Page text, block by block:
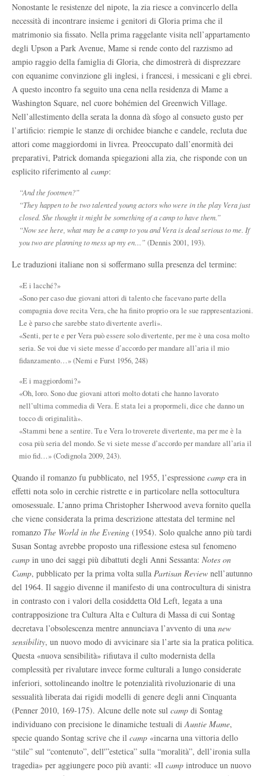
Nonostante le resistenze del nipote, la zia riesce a convincerlo della
necessità di incontrare insieme i genitori di Gloria prima che il
matrimonio sia fissato. Nella prima raggelante visita nell’appartamento
degli Upson a Park Avenue, Mame si rende conto del razzismo ad
ampio raggio della famiglia di Gloria, che dimostrerà di disprezzare
con equanime convinzione gli inglesi, i francesi, i messicani e gli ebrei.
A questo incontro fa seguito una cena nella residenza di Mame a
Washington Square, nel cuore bohémien del Greenwich Village.
Nell’allestimento della serata la donna dà sfogo al consueto gusto per
l’artificio: riempie le stanze di orchidee bianche e candele, recluta due
attori come maggiordomi in livrea. Preoccupato dall’enormità dei
preparativi, Patrick domanda spiegazioni alla zia, che risponde con un
esplicito riferimento al camp:
“And the footmen?”
“They happen to be two talented young actors who were in the play Vera just
closed. She thought it might be something of a camp to have them.”
“Now see here, what may be a camp to you and Vera is dead serious to me. If
you two are planning to mess up my en…” (Dennis 2001, 193).
Le traduzioni italiane non si soffermano sulla presenza del termine:
«E i lacché?»
«Sono per caso due giovani attori di talento che facevano parte della
compagnia dove recita Vera, che ha finito proprio ora le sue rappresentazioni.
Le è parso che sarebbe stato divertente averli».
«Senti, per te e per Vera può essere solo divertente, per me è una cosa molto
seria. Se voi due vi siete messe d’accordo per mandare all’aria il mio
fidanzamento…» (Nemi e Furst 1956, 248)
«E i maggiordomi?»
«Oh, loro. Sono due giovani attori molto dotati che hanno lavorato
nell’ultima commedia di Vera. È stata lei a propormeli, dice che danno un
tocco di originalità».
«Stammi bene a sentire. Tu e Vera lo troverete divertente, ma per me è la
cosa più seria del mondo. Se vi siete messe d’accordo per mandare all’aria il
mio fid…» (Codignola 2009, 243).
Quando il romanzo fu pubblicato, nel 1955, l’espressione camp era in
effetti nota solo in cerchie ristrette e in particolare nella sottocultura
omosessuale. L’anno prima Christopher Isherwood aveva fornito quella
che viene considerata la prima descrizione attestata del termine nel
romanzo The World in the Evening (1954). Solo qualche anno più tardi
Susan Sontag avrebbe proposto una riflessione estesa sul fenomeno
camp in uno dei saggi più dibattuti degli Anni Sessanta: Notes on
Camp, pubblicato per la prima volta sulla Partisan Review nell’autunno
del 1964. Il saggio divenne il manifesto di una controcultura di sinistra
in contrasto con i valori della cosiddetta Old Left, legata a una
contrapposizione tra Cultura Alta e Cultura di Massa di cui Sontag
decretava l’obsolescenza mentre annunciava l’avvento di una new
sensibility, un nuovo modo di avvicinare sia l’arte sia la pratica politica.
Questa «nuova sensibilità» rifiutava il culto modernista della
complessità per rivalutare invece forme culturali a lungo considerate
inferiori, sottolineando inoltre le potenzialità rivoluzionarie di una
sessualità liberata dai rigidi modelli di genere degli anni Cinquanta
(Penner 2010, 169-175). Alcune delle note sul camp di Sontag
individuano con precisione le dinamiche testuali di Auntie Mame,
specie quando Sontag scrive che il camp «incarna una vittoria dello
“stile” sul “contenuto”, dell'”estetica” sulla “moralità”, dell’ironia sulla
tragedia» per aggiungere poco più avanti: «Il camp introduce un nuovo